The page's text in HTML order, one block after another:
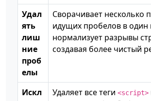
Удал
ять
лиш
ние
проб
елы
Сворачивает несколько
идущих пробелов в один
нормализует разрывы
создавая более чистый
Искл
Удаляет все теги <script>